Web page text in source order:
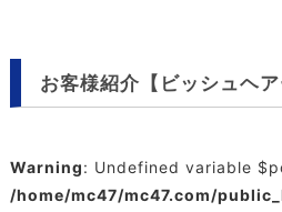
お客様紹介【ビッシュヘア
Warning: Undefined variable
/home/mc47/mc47.com/